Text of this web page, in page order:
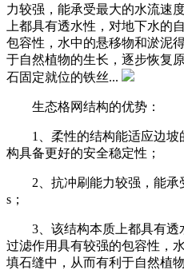
力较强，能承受最大的水流速
上都具有透水性，对地下水的
包容性，水中的悬移物和淤泥
于自然植物的生长，逐步恢复
石固定就位的铁丝...
生态格网结构的优势：
1、柔性的结构能适应边
构具备更好的安全稳定性；
2、抗冲刷能力较强，能承
s；
3、该结构本质上都具有
过滤作用具有较强的包容性，
填石缝中，从而有利于自然植